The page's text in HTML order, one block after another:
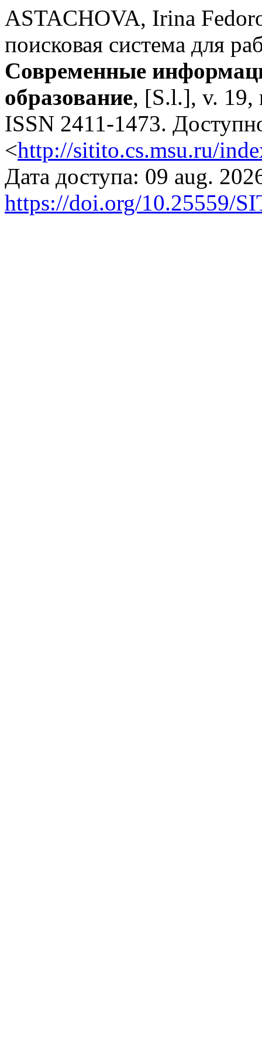
ASTACHOVA, Irina
поисковая система для
Современные
образование, [S.l.], v. 19,
ISSN 2411-1473.
<http://sitito.cs.msu.ru/
Дата доступа: 09 aug.
https://doi.org/10.25559/